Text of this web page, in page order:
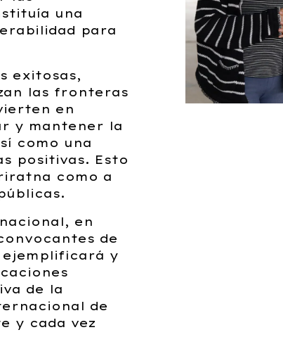
una
para
exitosas,
las fronteras
en
y mantener la
como una
positivas. Esto
como a
en
de
y
de la
de
y cada vez